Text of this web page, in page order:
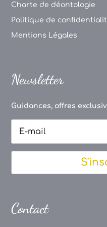
Charte de déontologie
Politique de
Mentions Légales
Newsletter
Guidances, offres
Contact